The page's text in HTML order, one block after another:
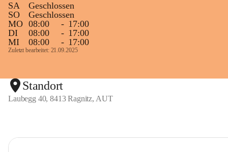
SA
Geschlossen
SO
Geschlossen
MO 08:00 - 17:00
DI
08:00 - 17:00
MI
08:00 - 17:00
Zuletzt bearbeitet: 21.09.2025
Standort
Laubegg 40, 8413 Ragnitz, AUT